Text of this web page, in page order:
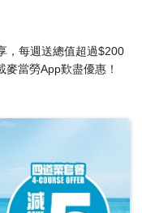
，每週送總值超過$200
當勞App歎盡優惠！